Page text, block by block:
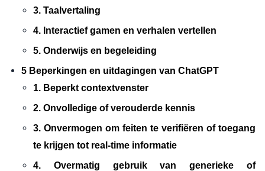
3. Taalvertaling
4. Interactief gamen en verhalen vertellen
5. Onderwijs en begeleiding
5 Beperkingen en uitdagingen van ChatGPT
1. Beperkt contextvenster
2. Onvolledige of verouderde kennis
3. Onvermogen om feiten te verifiëren of toegang
te krijgen tot real-time informatie
4. Overmatig gebruik van generieke of